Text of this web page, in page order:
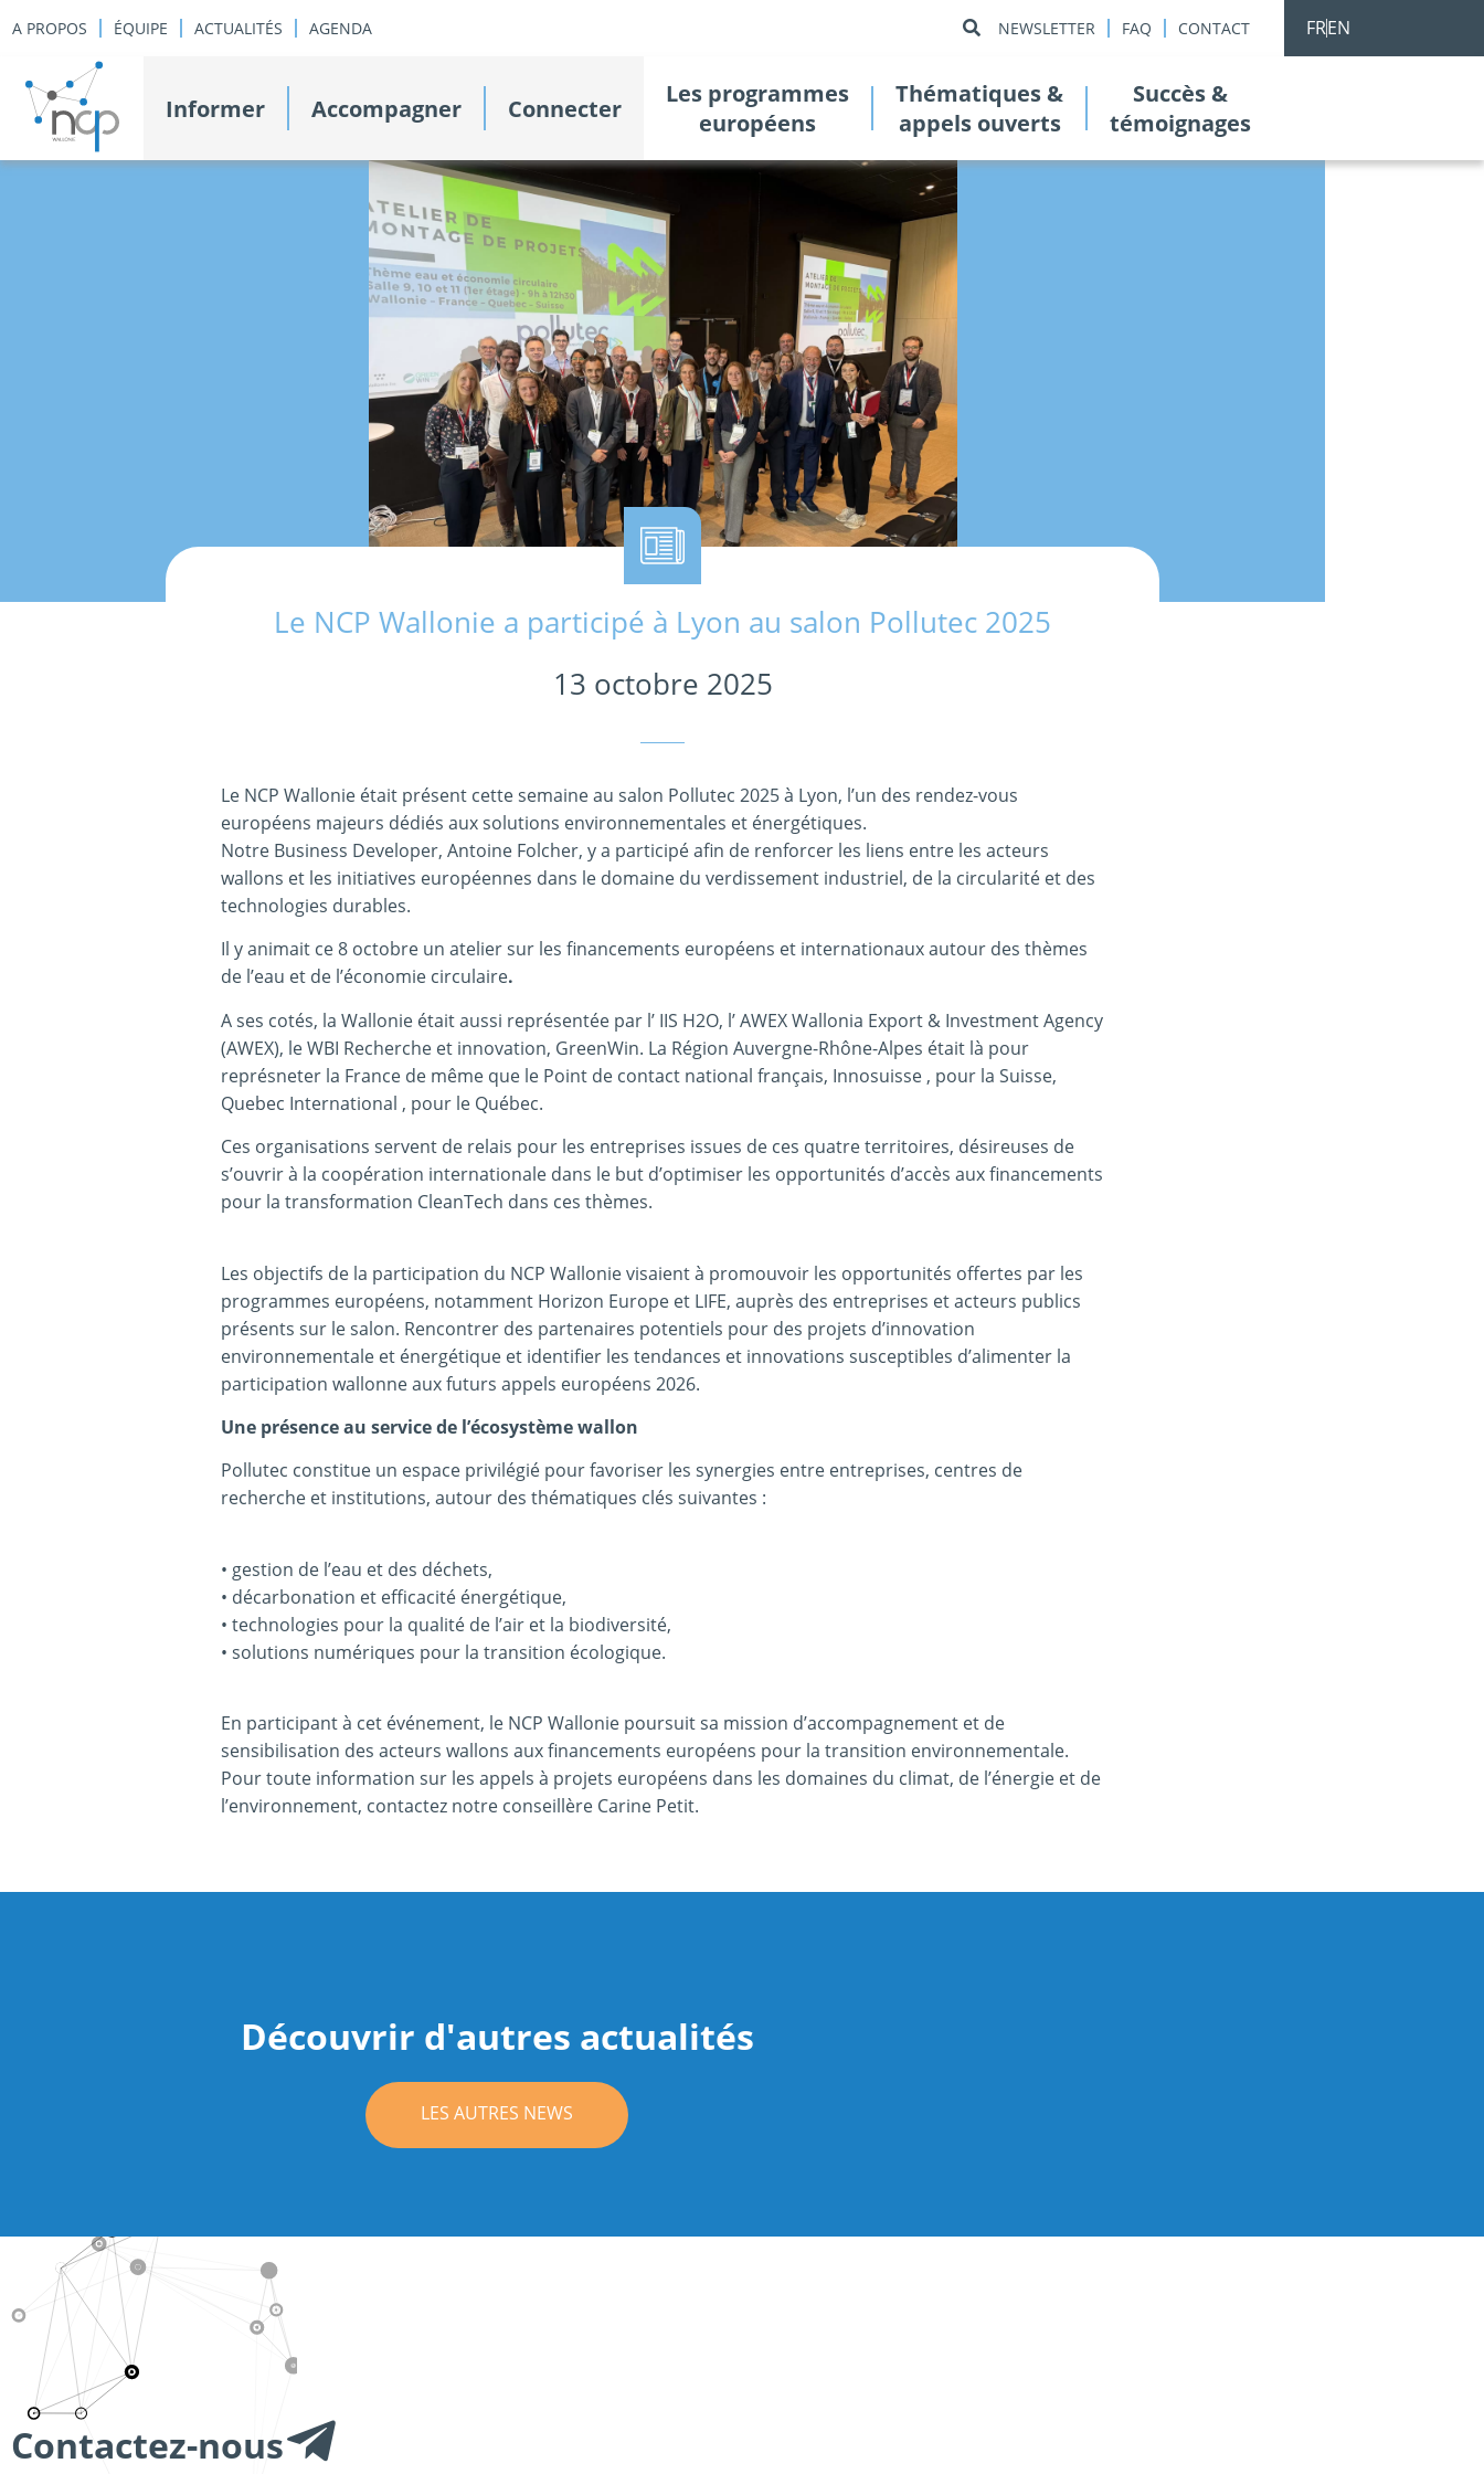
A PROPOS ÉQUIPE ACTUALITÉS AGENDA NEWSLETTER FAQ CONTACT FREN
Informer Accompagner Connecter
Les programmes
européens
Thématiques &
appels ouverts
Succès &
témoignages
Le NCP Wallonie a participé à Lyon au salon Pollutec 2025
13 octobre 2025
Le NCP Wallonie était présent cette semaine au salon Pollutec 2025 à Lyon, l’un des rendez-vous
européens majeurs dédiés aux solutions environnementales et énergétiques.
Notre Business Developer, Antoine Folcher, y a participé afin de renforcer les liens entre les acteurs
wallons et les initiatives européennes dans le domaine du verdissement industriel, de la circularité et des
technologies durables.
Il y animait ce 8 octobre un atelier sur les financements européens et internationaux autour des thèmes
de l’eau et de l’économie circulaire.
A ses cotés, la Wallonie était aussi représentée par l’ IIS H2O, l’ AWEX Wallonia Export & Investment Agency
(AWEX), le WBI Recherche et innovation, GreenWin. La Région Auvergne-Rhône-Alpes était là pour
représneter la France de même que le Point de contact national français, Innosuisse , pour la Suisse,
Quebec International , pour le Québec.
Ces organisations servent de relais pour les entreprises issues de ces quatre territoires, désireuses de
s’ouvrir à la coopération internationale dans le but d’optimiser les opportunités d’accès aux financements
pour la transformation CleanTech dans ces thèmes.
Les objectifs de la participation du NCP Wallonie visaient à promouvoir les opportunités offertes par les
programmes européens, notamment Horizon Europe et LIFE, auprès des entreprises et acteurs publics
présents sur le salon. Rencontrer des partenaires potentiels pour des projets d’innovation
environnementale et énergétique et identifier les tendances et innovations susceptibles d’alimenter la
participation wallonne aux futurs appels européens 2026.
Une présence au service de l’écosystème wallon
Pollutec constitue un espace privilégié pour favoriser les synergies entre entreprises, centres de
recherche et institutions, autour des thématiques clés suivantes :
• gestion de l’eau et des déchets,
• décarbonation et efficacité énergétique,
• technologies pour la qualité de l’air et la biodiversité,
• solutions numériques pour la transition écologique.
En participant à cet événement, le NCP Wallonie poursuit sa mission d’accompagnement et de
sensibilisation des acteurs wallons aux financements européens pour la transition environnementale.
Pour toute information sur les appels à projets européens dans les domaines du climat, de l’énergie et de
l’environnement, contactez notre conseillère Carine Petit.
Découvrir d'autres actualités
LES AUTRES NEWS
Contactez-nous